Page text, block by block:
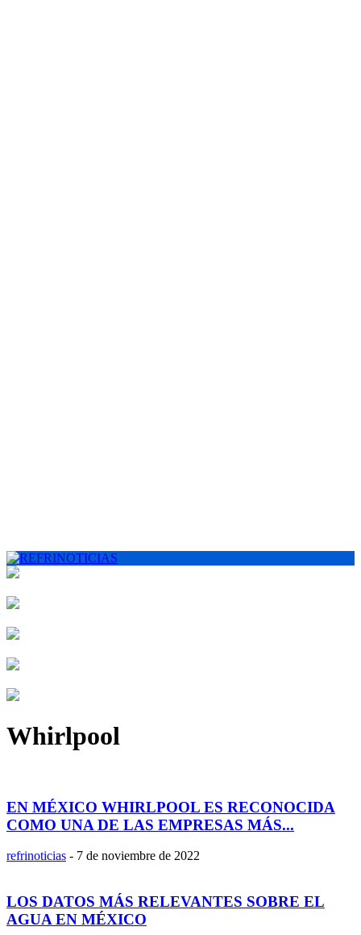
Whirlpool
EN MÉXICO WHIRLPOOL ES RECONOCIDA
COMO UNA DE LAS EMPRESAS MÁS...
refrinoticias - 7 de noviembre de 2022
LOS DATOS MÁS RELEVANTES SOBRE EL
AGUA EN MÉXICO